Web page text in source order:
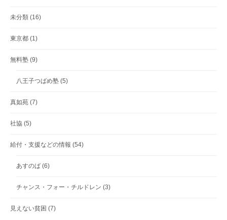
未分類 (16)
東京都 (1)
無料塾 (9)
八王子つばめ塾 (5)
真如苑 (7)
社協 (5)
給付・支援などの情報 (54)
あすのば (6)
チャンス・フォー・チルドレン (3)
見えない貧困 (7)